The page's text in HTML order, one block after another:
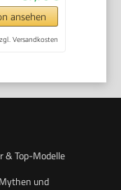
ansehen
Versandkosten
& Top-Modelle
und